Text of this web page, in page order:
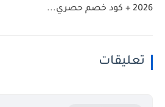
2026 + كود خصم حصري...
تعليقات